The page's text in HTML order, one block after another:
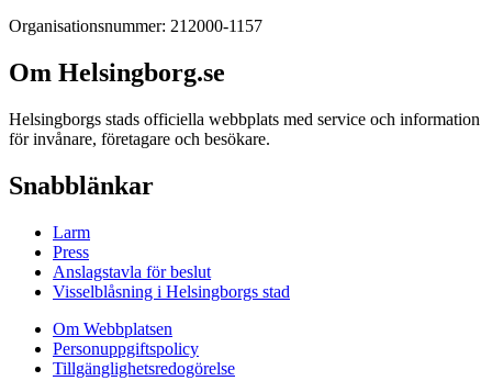
Organisationsnummer: 212000-1157
Om Helsingborg.se
Helsingborgs stads officiella webbplats med service och information
för invånare, företagare och besökare.
Snabblänkar
Larm
Press
Anslagstavla för beslut
Visselblåsning i Helsingborgs stad
Om Webbplatsen
Personuppgiftspolicy
Tillgänglighetsredogörelse